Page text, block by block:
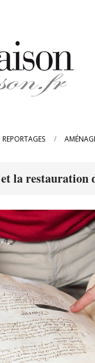
REPORTAGES
la restauration